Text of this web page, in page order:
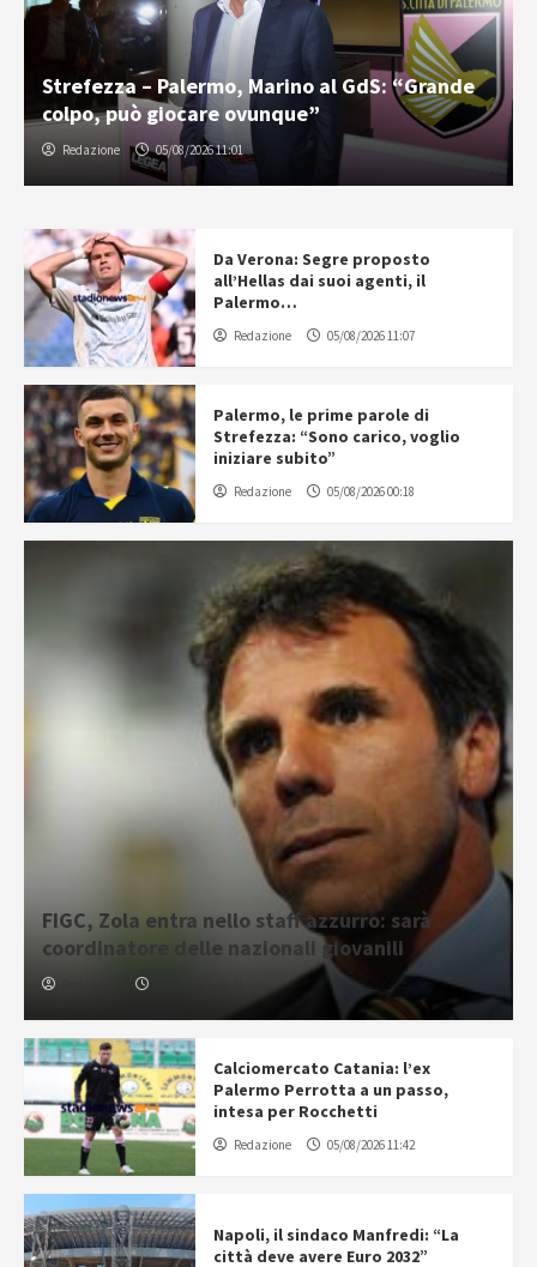
Strefezza – Palermo, Marino al GdS: “Grande
colpo, può giocare ovunque”
Redazione 05/08/2026 11:01
Da Verona: Segre proposto
all’Hellas dai suoi agenti, il
Palermo…
Redazione 05/08/2026 11:07
Palermo, le prime parole di
Strefezza: “Sono carico, voglio
iniziare subito”
Redazione 05/08/2026 00:18
FIGC, Zola entra nello staff azzurro: sarà
coordinatore delle nazionali giovanili
Calciomercato Catania: l’ex
Palermo Perrotta a un passo,
intesa per Rocchetti
Redazione 05/08/2026 11:42
Napoli, il sindaco Manfredi: “La
città deve avere Euro 2032”